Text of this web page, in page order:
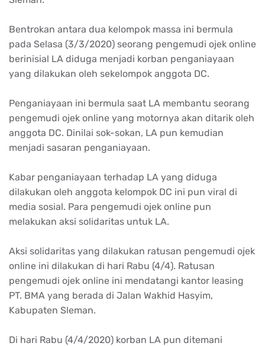
Bentrokan antara dua kelompok massa ini bermula
pada Selasa (3/3/2020) seorang pengemudi ojek online
berinisial LA diduga menjadi korban penganiayaan
yang dilakukan oleh sekelompok anggota DC.
Penganiayaan ini bermula saat LA membantu seorang
pengemudi ojek online yang motornya akan ditarik oleh
anggota DC. Dinilai sok-sokan, LA pun kemudian
menjadi sasaran penganiayaan.
Kabar penganiayaan terhadap LA yang diduga
dilakukan oleh anggota kelompok DC ini pun viral di
media sosial. Para pengemudi ojek online pun
melakukan aksi solidaritas untuk LA.
Aksi solidaritas yang dilakukan ratusan pengemudi ojek
online ini dilakukan di hari Rabu (4/4). Ratusan
pengemudi ojek online ini mendatangi kantor leasing
PT. BMA yang berada di Jalan Wakhid Hasyim,
Kabupaten Sleman.
Di hari Rabu (4/4/2020) korban LA pun ditemani